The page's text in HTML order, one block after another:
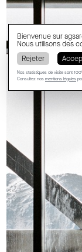
Bienvenue sur
Nous utilisons des
Rejeter
Nos statistiques de visite sont
Consultez nos mentions légales